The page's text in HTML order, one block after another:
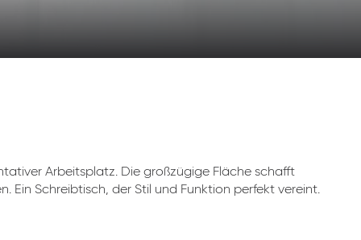
Arbeitsplatz. Die großzügige Fläche schafft
Schreibtisch, der Stil und Funktion perfekt vereint.